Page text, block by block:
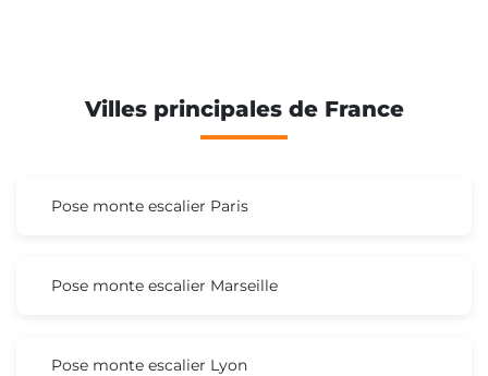
Villes principales de France
Pose monte escalier Paris
Pose monte escalier Marseille
Pose monte escalier Lyon